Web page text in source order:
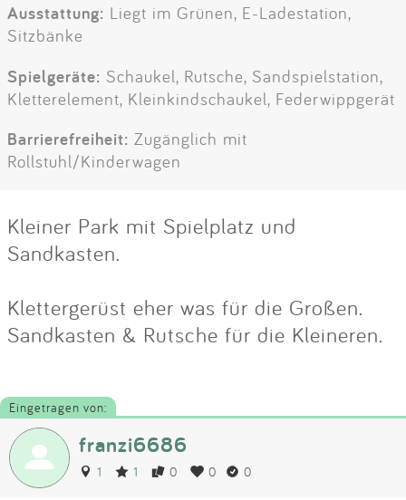
Ausstattung: Liegt im Grünen, E-Ladestation,
Sitzbänke
Spielgeräte: Schaukel, Rutsche, Sandspielstation,
Kletterelement, Kleinkindschaukel, Federwippgerät
Barrierefreiheit: Zugänglich mit
Rollstuhl/Kinderwagen
Kleiner Park mit Spielplatz und
Sandkasten.
Klettergerüst eher was für die Großen.
Sandkasten & Rutsche für die Kleineren.
Eingetragen von:
franzi6686
1 1 0 0 0